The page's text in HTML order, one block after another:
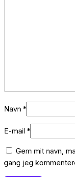
Navn *
E-mail *
Gem mit navn,
gang jeg